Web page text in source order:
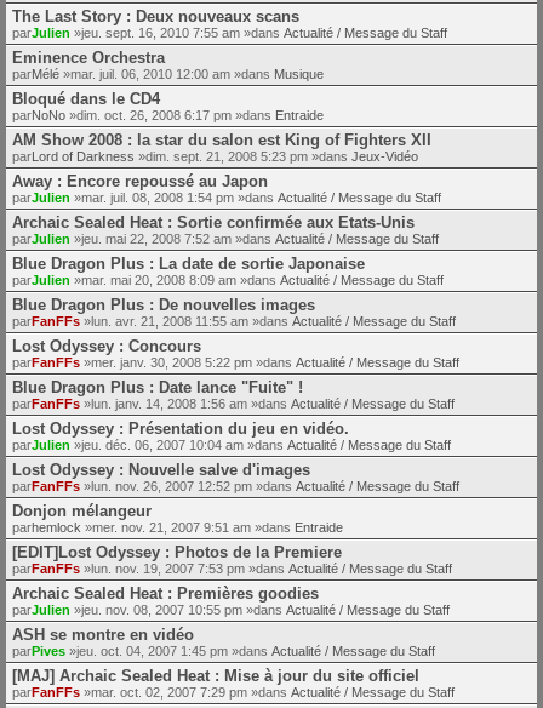
The Last Story : Deux nouveaux scans
parJulien »jeu. sept. 16, 2010 7:55 am »dans Actualité / Message du Staff
Eminence Orchestra
parMélé »mar. juil. 06, 2010 12:00 am »dans Musique
Bloqué dans le CD4
parNoNo »dim. oct. 26, 2008 6:17 pm »dans Entraide
AM Show 2008 : la star du salon est King of Fighters XII
parLord of Darkness »dim. sept. 21, 2008 5:23 pm »dans Jeux-Vidéo
Away : Encore repoussé au Japon
parJulien »mar. juil. 08, 2008 1:54 pm »dans Actualité / Message du Staff
Archaic Sealed Heat : Sortie confirmée aux Etats-Unis
parJulien »jeu. mai 22, 2008 7:52 am »dans Actualité / Message du Staff
Blue Dragon Plus : La date de sortie Japonaise
parJulien »mar. mai 20, 2008 8:09 am »dans Actualité / Message du Staff
Blue Dragon Plus : De nouvelles images
parFanFFs »lun. avr. 21, 2008 11:55 am »dans Actualité / Message du Staff
Lost Odyssey : Concours
parFanFFs »mer. janv. 30, 2008 5:22 pm »dans Actualité / Message du Staff
Blue Dragon Plus : Date lance "Fuite" !
parFanFFs »lun. janv. 14, 2008 1:56 am »dans Actualité / Message du Staff
Lost Odyssey : Présentation du jeu en vidéo.
parJulien »jeu. déc. 06, 2007 10:04 am »dans Actualité / Message du Staff
Lost Odyssey : Nouvelle salve d'images
parFanFFs »lun. nov. 26, 2007 12:52 pm »dans Actualité / Message du Staff
Donjon mélangeur
parhemlock »mer. nov. 21, 2007 9:51 am »dans Entraide
[EDIT]Lost Odyssey : Photos de la Premiere
parFanFFs »lun. nov. 19, 2007 7:53 pm »dans Actualité / Message du Staff
Archaic Sealed Heat : Premières goodies
parJulien »jeu. nov. 08, 2007 10:55 pm »dans Actualité / Message du Staff
ASH se montre en vidéo
parPives »jeu. oct. 04, 2007 1:45 pm »dans Actualité / Message du Staff
[MAJ] Archaic Sealed Heat : Mise à jour du site officiel
parFanFFs »mar. oct. 02, 2007 7:29 pm »dans Actualité / Message du Staff